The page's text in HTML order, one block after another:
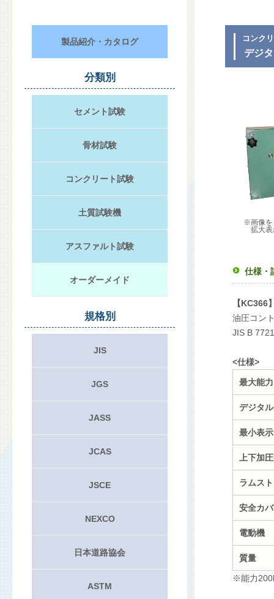
コンク
デジ
※画像を
拡大表
仕様・
【
油圧コン
JIS B
<仕様>
最大能力
デジタ
最小表示
上下加
ラムス
安全カ
電動機
質量
※能力
製品紹介・カタログ
分類別
セメント試験
骨材試験
コンクリート試験
土質試験機
アスファルト試験
オーダーメイド
規格別
JIS
JGS
JASS
JCAS
JSCE
NEXCO
日本道路協会
ASTM